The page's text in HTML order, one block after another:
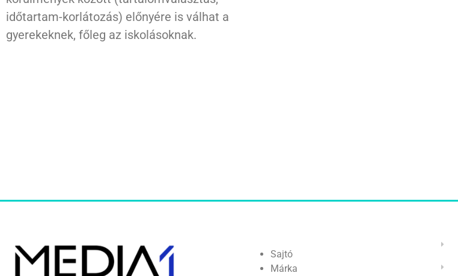
időtartam-korlátozás) előnyére is válhat a
gyerekeknek, főleg az iskolásoknak.
Sajtó
Márka